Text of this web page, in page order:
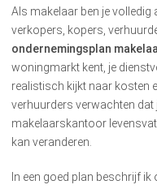
Als makelaar ben je volledig
verkopers, kopers,
ondernemingsplan
woningmarkt kent, je
realistisch kijkt naar kosten
verhuurders verwachten
makelaarskantoor
kan veranderen.
In een goed plan beschrijf ik